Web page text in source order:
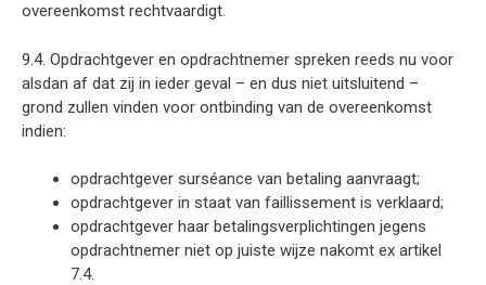
overeenkomst rechtvaardigt.
9.4. Opdrachtgever en opdrachtnemer spreken reeds nu voor
alsdan af dat zij in ieder geval – en dus niet uitsluitend –
grond zullen vinden voor ontbinding van de overeenkomst
indien:
opdrachtgever surséance van betaling aanvraagt;
opdrachtgever in staat van faillissement is verklaard;
opdrachtgever haar betalingsverplichtingen jegens
opdrachtnemer niet op juiste wijze nakomt ex artikel
7.4.